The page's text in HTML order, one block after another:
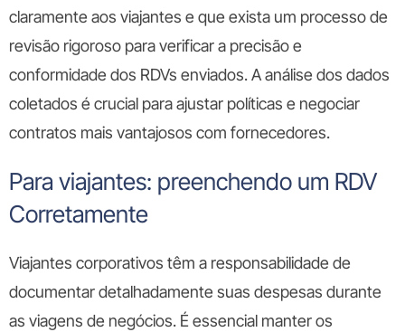
claramente aos viajantes e que exista um processo de
revisão rigoroso para verificar a precisão e
conformidade dos RDVs enviados. A análise dos dados
coletados é crucial para ajustar políticas e negociar
contratos mais vantajosos com fornecedores.
Para viajantes: preenchendo um RDV
Corretamente
Viajantes corporativos têm a responsabilidade de
documentar detalhadamente suas despesas durante
as viagens de negócios. É essencial manter os